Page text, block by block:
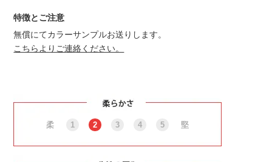
特徴とご注意
無償にてカラーサンプルお送りします。
こちらよりご連絡ください。
柔 1 2 3 4 5 堅